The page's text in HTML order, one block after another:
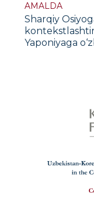
AMALDA
Sharqiy
Yaponiyaga